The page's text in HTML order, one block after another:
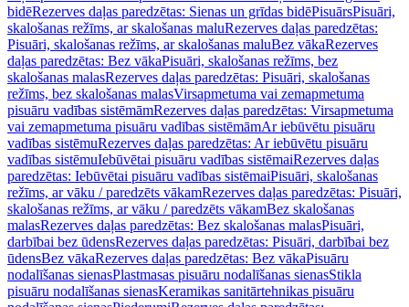
bidēRezerves daļas paredzētas: Sienas un grīdas bidēPisuārsPisuāri,
skalošanas režīms, ar skalošanas maluRezerves daļas paredzētas:
Pisuāri, skalošanas režīms, ar skalošanas maluBez vākaRezerves
daļas paredzētas: Bez vākaPisuāri, skalošanas režīms, bez
skalošanas malasRezerves daļas paredzētas: Pisuāri, skalošanas
režīms, bez skalošanas malasVirsapmetuma vai zemapmetuma
pisuāru vadības sistēmāmRezerves daļas paredzētas: Virsapmetuma
vai zemapmetuma pisuāru vadības sistēmāmAr iebūvētu pisuāru
vadības sistēmuRezerves daļas paredzētas: Ar iebūvētu pisuāru
vadības sistēmuIebūvētai pisuāru vadības sistēmaiRezerves daļas
paredzētas: Iebūvētai pisuāru vadības sistēmaiPisuāri, skalošanas
režīms, ar vāku / paredzēts vākamRezerves daļas paredzētas: Pisuāri,
skalošanas režīms, ar vāku / paredzēts vākamBez skalošanas
malasRezerves daļas paredzētas: Bez skalošanas malasPisuāri,
darbībai bez ūdensRezerves daļas paredzētas: Pisuāri, darbībai bez
ūdensBez vākaRezerves daļas paredzētas: Bez vākaPisuāru
nodalīšanas sienasPlastmasas pisuāru nodalīšanas sienasStikla
pisuāru nodalīšanas sienasKeramikas sanitārtehnikas pisuāru